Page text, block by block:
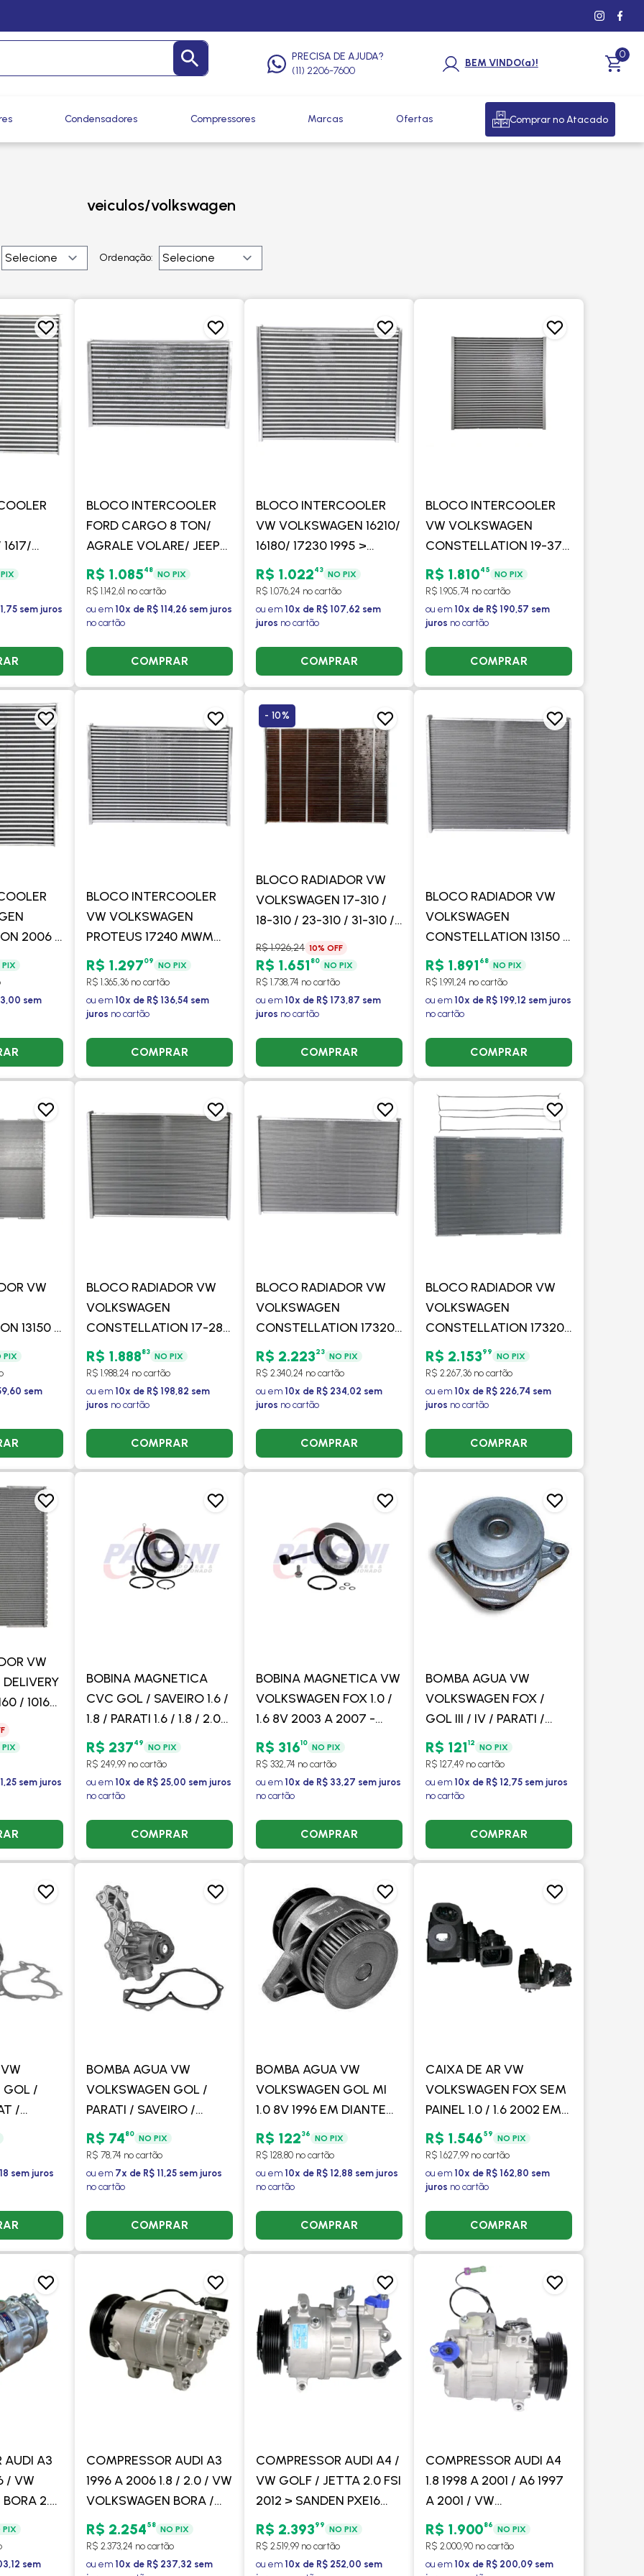
PRECISA DE AJUDA?
(11) 2206-7600
BEM VINDO(a)!
0
Condensadores Compressores Marcas Ofertas Comprar no Atacado
veiculos/volkswagen
Ordenação:
VW
sem juros
BLOCO INTERCOOLER
FORD CARGO 8 TON/
AGRALE VOLARE/ JEEP
TROLLER/ VW
VOLKSWAGEN 814
CUMMINS B5.9/ C8.3 -
PROCOOLER
R$ 1.08548 NO PIX
R$ 1.142,61 no cartão
ou em 10x de R$ 114,26 sem juros
no cartão
COMPRAR
BLOCO INTERCOOLER
VW VOLKSWAGEN 16210/
16180/ 17230 1995 >
15190OD/ 17230EOD/
17260OD MOTOR EURO
5 - PROCOOLER
R$ 1.02243 NO PIX
R$ 1.076,24 no cartão
ou em 10x de R$ 107,62 sem
juros no cartão
COMPRAR
BLOCO INTERCOOLER
VW VOLKSWAGEN
CONSTELLATION 19-370
TRACTOR 2005 > -
VISCONDE
R$ 1.81045 NO PIX
R$ 1.905,74 no cartão
ou em 10x de R$ 190,57 sem
juros no cartão
COMPRAR
2006 A
PIX
sem
BLOCO INTERCOOLER
VW VOLKSWAGEN
PROTEUS 17240 MWM
610 TCA MERCEDES
BENZ OH1621
PLATAFORMA -
PROCOOLER
R$ 1.29709 NO PIX
R$ 1.365,36 no cartão
ou em 10x de R$ 136,54 sem
juros no cartão
COMPRAR
BLOCO RADIADOR VW
VOLKSWAGEN 17-310 /
18-310 / 23-310 / 31-310 /
17-310 / 18-310 -
VISCONDE
R$ 1.926,24 10% OFF
R$ 1.651 80 NO PIX
R$ 1.738,74 no cartão
ou em 10x de R$ 173,87 sem
juros no cartão
- 10%
COMPRAR
BLOCO RADIADOR VW
VOLKSWAGEN
CONSTELLATION 13150 /
13180 / 17250 / 24250
2009 > - PROCOOLER
R$ 1.891 68 NO PIX
R$ 1.991,24 no cartão
ou em 10x de R$ 199,12 sem juros
no cartão
COMPRAR
VW
13150 /
PIX
sem
BLOCO RADIADOR VW
VOLKSWAGEN
CONSTELLATION 17-280
/ 24-280 / 31-280
MOTOR MAN EURO 5
2012 > - PROCOOLER
R$ 1.88883 NO PIX
R$ 1.988,24 no cartão
ou em 10x de R$ 198,82 sem
juros no cartão
COMPRAR
BLOCO RADIADOR VW
VOLKSWAGEN
CONSTELLATION 17320E
/ 19320E / 25320E /
26260E / 31260E / 31320E
/ 19370E / 25370E 2008
> - PROCOOLER
R$ 2.22323 NO PIX
R$ 2.340,24 no cartão
ou em 10x de R$ 234,02 sem
juros no cartão
COMPRAR
BLOCO RADIADOR VW
VOLKSWAGEN
CONSTELLATION 17320E
/ 19320E / 25320E /
26260E / 31260E / 31320E
/ 19370E / 25370E 2008
> - VISCONDE
R$ 2.15399 NO PIX
R$ 2.267,36 no cartão
ou em 10x de R$ 226,74 sem
juros no cartão
COMPRAR
VW
/ 10160
PIX
sem juros
BOBINA MAGNETICA
CVC GOL / SAVEIRO 1.6 /
1.8 / PARATI 1.6 / 1.8 / 2.0
2004>2009 - MAHLE
R$ 23749 NO PIX
R$ 249,99 no cartão
ou em 10x de R$ 25,00 sem juros
no cartão
COMPRAR
BOBINA MAGNETICA VW
VOLKSWAGEN FOX 1.0 /
1.6 8V 2003 A 2007 -
MAHLE
R$ 31610 NO PIX
R$ 332,74 no cartão
ou em 10x de R$ 33,27 sem juros
no cartão
COMPRAR
BOMBA AGUA VW
VOLKSWAGEN FOX /
GOL III / IV / PARATI /
POLO - DELPHI
R$ 12112 NO PIX
R$ 127,49 no cartão
ou em 10x de R$ 12,75 sem juros
no cartão
COMPRAR
GOL /
/
-
sem juros
BOMBA AGUA VW
VOLKSWAGEN GOL /
PARATI / SAVEIRO /
QUANTUM 1.6 / 1.8 / 2.0
1995 EM DIANTE
MANUAL COM OU SEM
AR - DELPHI
R$ 7480 NO PIX
R$ 78,74 no cartão
ou em 7x de R$ 11,25 sem juros
no cartão
COMPRAR
BOMBA AGUA VW
VOLKSWAGEN GOL MI
1.0 8V 1996 EM DIANTE
MANUAL COM OU SEM
AR - DELPHI
R$ 12236 NO PIX
R$ 128,80 no cartão
ou em 10x de R$ 12,88 sem juros
no cartão
COMPRAR
CAIXA DE AR VW
VOLKSWAGEN FOX SEM
PAINEL 1.0 / 1.6 2002 EM
DIANTE - BEHR HELLA
R$ 1.54659 NO PIX
R$ 1.627,99 no cartão
ou em 10x de R$ 162,80 sem
juros no cartão
COMPRAR
AUDI A3
/ VW
2.0
1.6 /
/ PASSAT
PIX
sem
COMPRESSOR AUDI A3
1996 A 2006 1.8 / 2.0 / VW
VOLKSWAGEN BORA /
GOLF / NEW BEATLE 1999
EM DIANTE - DELPHI
R$ 2.25458 NO PIX
R$ 2.373,24 no cartão
ou em 10x de R$ 237,32 sem
COMPRESSOR AUDI A4 /
VW GOLF / JETTA 2.0 FSI
2012 > SANDEN PXE16
(ROTAÇAO ANTI
HORARIA) - PROCOOLER
R$ 2.39399 NO PIX
R$ 2.519,99 no cartão
ou em 10x de R$ 252,00 sem
COMPRESSOR AUDI A4
1.8 1998 A 2001 / A6 1997
A 2001 / VW
VOLKSWAGEN PASSAT
1.8 1998 A 2004 MOD
7SB16C POLIA 4PK -
R$ 1.90086 NO PIX
R$ 2.000,90 no cartão
ou em 10x de R$ 200,09 sem